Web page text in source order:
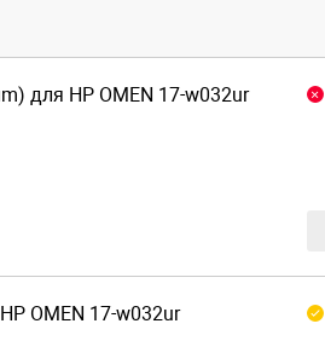
для HP OMEN 17-w032ur
OMEN 17-w032ur